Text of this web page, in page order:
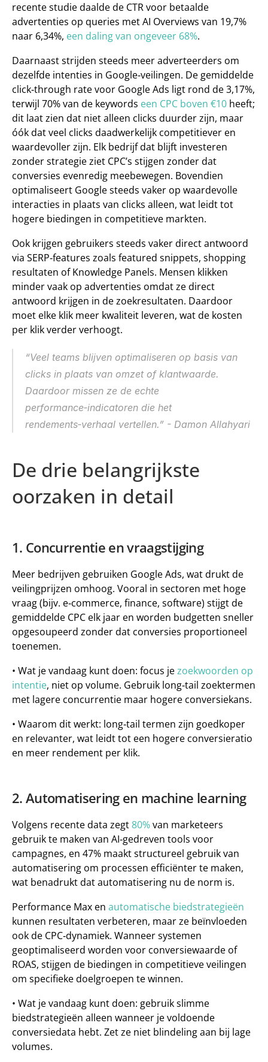
recente studie daalde de CTR voor betaalde
advertenties op queries met AI Overviews van 19,7%
naar 6,34%, een daling van ongeveer 68%.
Daarnaast strijden steeds meer adverteerders om
dezelfde intenties in Google‑veilingen. De gemiddelde
click‑through rate voor Google Ads ligt rond de 3,17%,
terwijl 70% van de keywords een CPC boven €10 heeft;
dit laat zien dat niet alleen clicks duurder zijn, maar
óók dat veel clicks daadwerkelijk competitiever en
waardevoller zijn. Elk bedrijf dat blijft investeren
zonder strategie ziet CPC’s stijgen zonder dat
conversies evenredig meebewegen. Bovendien
optimaliseert Google steeds vaker op waardevolle
interacties in plaats van clicks alleen, wat leidt tot
hogere biedingen in competitieve markten.
Ook krijgen gebruikers steeds vaker direct antwoord
via SERP‑features zoals featured snippets, shopping
resultaten of Knowledge Panels. Mensen klikken
minder vaak op advertenties omdat ze direct
antwoord krijgen in de zoekresultaten. Daardoor
moet elke klik meer kwaliteit leveren, wat de kosten
per klik verder verhoogt.
“Veel teams blijven optimaliseren op basis van
clicks in plaats van omzet of klantwaarde.
Daardoor missen ze de echte
performance‑indicatoren die het
rendements‑verhaal vertellen.” - Damon Allahyari
De drie belangrijkste
oorzaken in detail
1. Concurrentie en vraagstijging
Meer bedrijven gebruiken Google Ads, wat drukt de
veilingprijzen omhoog. Vooral in sectoren met hoge
vraag (bijv. e‑commerce, finance, software) stijgt de
gemiddelde CPC elk jaar en worden budgetten sneller
opgesoupeerd zonder dat conversies proportioneel
toenemen.
• Wat je vandaag kunt doen: focus je zoekwoorden op
intentie, niet op volume. Gebruik long‑tail zoektermen
met lagere concurrentie maar hogere conversiekans.
• Waarom dit werkt: long‑tail termen zijn goedkoper
en relevanter, wat leidt tot een hogere conversieratio
en meer rendement per klik.
2. Automatisering en machine learning
Volgens recente data zegt 80% van marketeers
gebruik te maken van AI‑gedreven tools voor
campagnes, en 47% maakt structureel gebruik van
automatisering om processen efficiënter te maken,
wat benadrukt dat automatisering nu de norm is.
Performance Max en automatische biedstrategieën
kunnen resultaten verbeteren, maar ze beïnvloeden
ook de CPC‑dynamiek. Wanneer systemen
geoptimaliseerd worden voor conversiewaarde of
ROAS, stijgen de biedingen in competitieve veilingen
om specifieke doelgroepen te winnen.
• Wat je vandaag kunt doen: gebruik slimme
biedstrategieën alleen wanneer je voldoende
conversiedata hebt. Zet ze niet blindeling aan bij lage
volumes.